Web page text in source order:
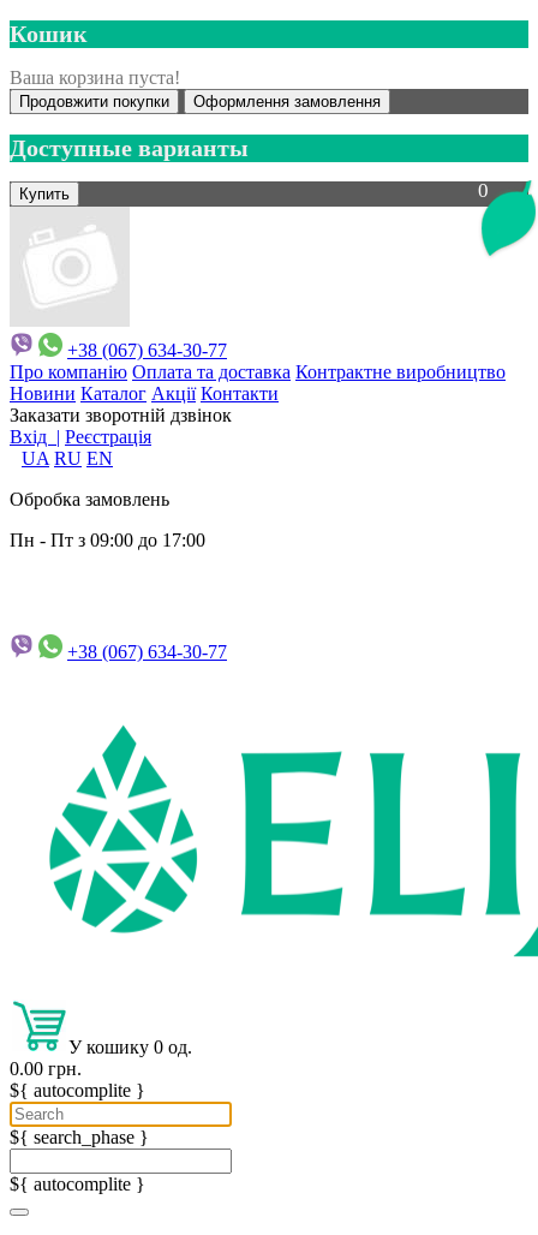
Кошик
Ваша корзина пуста!
Продовжити покупки Оформлення замовлення
0
Доступные варианты
+38 (067) 634-30-77
Про компанію Оплата та доставка Контрактне виробництво
Новини Каталог Акції Контакти
Заказати зворотній дзвінок
Вхід | Реєстрація
UA RU EN
Обробка замовлень
Пн - Пт з 09:00 до 17:00
+38 (067) 634-30-77
У кошику 0 од.
0.00 грн.
${ autocomplite }
${ search_phase }
${ autocomplite }